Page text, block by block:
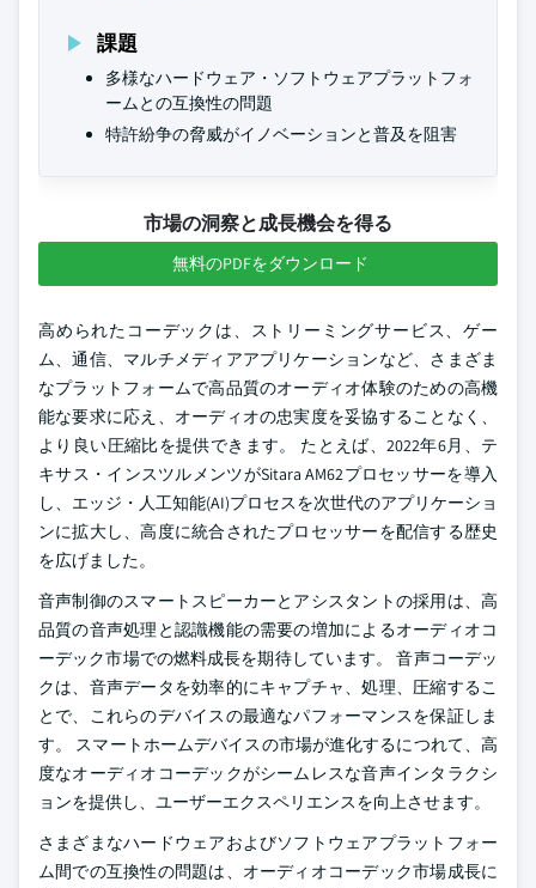
課題
多様なハードウェア・ソフトウェアプラットフォ
ームとの互換性の問題
特許紛争の脅威がイノベーションと普及を阻害
市場の洞察と成長機会を得る
無料のPDFをダウンロード
高められたコーデックは、ストリーミングサービス、ゲー
ム、通信、マルチメディアアプリケーションなど、さまざま
なプラットフォームで高品質のオーディオ体験のための高機
能な要求に応え、オーディオの忠実度を妥協することなく、
より良い圧縮比を提供できます。 たとえば、2022年6月、テ
キサス・インスツルメンツがSitara AM62プロセッサーを導入
し、エッジ・人工知能(AI)プロセスを次世代のアプリケーショ
ンに拡大し、高度に統合されたプロセッサーを配信する歴史
を広げました。
音声制御のスマートスピーカーとアシスタントの採用は、高
品質の音声処理と認識機能の需要の増加によるオーディオコ
ーデック市場での燃料成長を期待しています。 音声コーデッ
クは、音声データを効率的にキャプチャ、処理、圧縮するこ
とで、これらのデバイスの最適なパフォーマンスを保証しま
す。 スマートホームデバイスの市場が進化するにつれて、高
度なオーディオコーデックがシームレスな音声インタラクシ
ョンを提供し、ユーザーエクスペリエンスを向上させます。
さまざまなハードウェアおよびソフトウェアプラットフォー
ム間での互換性の問題は、オーディオコーデック市場成長に